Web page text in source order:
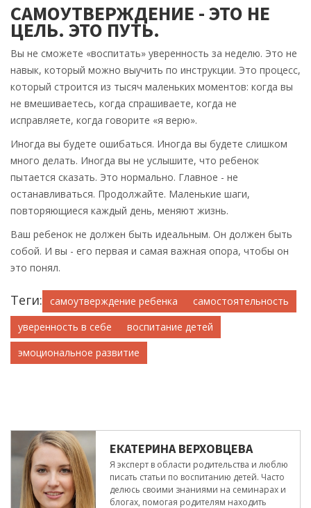
САМОУТВЕРЖДЕНИЕ - ЭТО НЕ
ЦЕЛЬ. ЭТО ПУТЬ.
Вы не сможете «воспитать» уверенность за неделю. Это не
навык, который можно выучить по инструкции. Это процесс,
который строится из тысяч маленьких моментов: когда вы
не вмешиваетесь, когда спрашиваете, когда не
исправляете, когда говорите «я верю».
Иногда вы будете ошибаться. Иногда вы будете слишком
много делать. Иногда вы не услышите, что ребенок
пытается сказать. Это нормально. Главное - не
останавливаться. Продолжайте. Маленькие шаги,
повторяющиеся каждый день, меняют жизнь.
Ваш ребенок не должен быть идеальным. Он должен быть
собой. И вы - его первая и самая важная опора, чтобы он
это понял.
Теги: самоутверждение ребенка
самостоятельность
уверенность в себе
воспитание детей
эмоциональное развитие
ЕКАТЕРИНА ВЕРХОВЦЕВА
Я эксперт в области родительства и люблю
писать статьи по воспитанию детей. Часто
делюсь своими знаниями на семинарах и
блогах, помогая родителям находить